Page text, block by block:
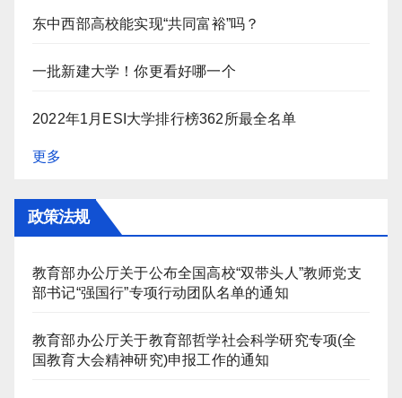
东中西部高校能实现“共同富裕”吗？
一批新建大学！你更看好哪一个
2022年1月ESI大学排行榜362所最全名单
更多
政策法规
教育部办公厅关于公布全国高校“双带头人”教师党支
部书记“强国行”专项行动团队名单的通知
教育部办公厅关于教育部哲学社会科学研究专项(全
国教育大会精神研究)申报工作的通知